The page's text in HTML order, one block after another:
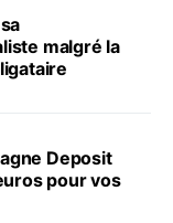
malgré la
Deposit
pour vos